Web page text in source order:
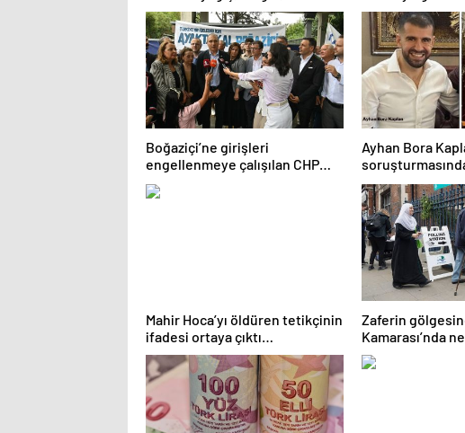
taşınımı…
suç duyurusu
Boğaziçi’ne girişleri
engellenmeye çalışılan CHP
heyetinden tepki
Ayhan Bora
iddianamesi
Mahir Hoca’yı öldüren tetikçinin
ifadesi ortaya çıktı…
Zaferin
Kamarası’nda